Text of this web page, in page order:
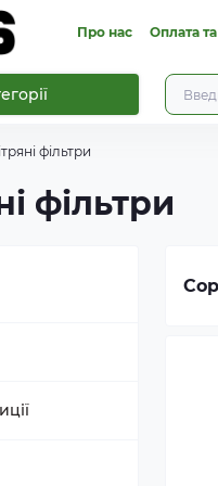
Про нас Оплата
фільтри
фільтри
Claas
John